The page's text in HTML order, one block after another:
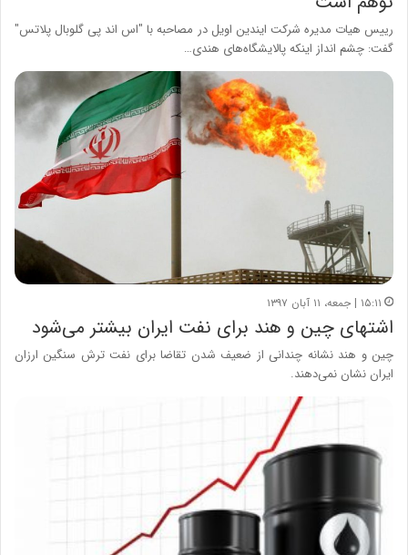
رییس هیات مدیره شرکت ایندین اویل در مصاحبه با "اس اند پی گلوبال پلاتس"
گفت: چشم انداز اینکه پالایشگاه‌های هندی…
۱۵:۱۱ | جمعه، ۱۱ آبان ۱۳۹۷
اشتهای چین و هند برای نفت ایران بیشتر می‌شود
چین و هند نشانه چندانی از ضعیف شدن تقاضا برای نفت ترش سنگین ارزان
ایران نشان نمی‌دهند.